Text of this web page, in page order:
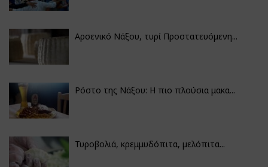
Αρσενικό Νάξου, τυρί Προστατευόμενη...
Ρόστο της Νάξου: Η πιο πλούσια μακα...
Τυροβολιά, κρεμμυδόπιτα, μελόπιτα...